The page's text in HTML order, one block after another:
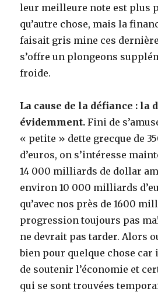
leur meilleure note est plus
qu’autre chose, mais la
faisait gris mine ces
s’offre un plongeons
froide.
La cause de la défiance : la
évidemment. Fini de
« petite » dette grecque de
d’euros, on s’intéresse
14 000 milliards de dollar
environ 10 000 milliards
qu’avec nos près de 1600
progression toujours pas
ne devrait pas tarder. Alors
bien pour quelque chose car
de soutenir l’économie et
qui se sont trouvées